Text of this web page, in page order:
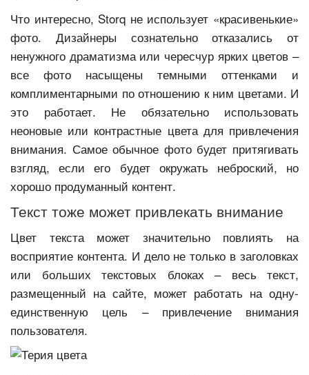
Что интересно, Storq не использует «красивенькие»
фото. Дизайнеры сознательно отказались от
ненужного драматизма или чересчур ярких цветов –
все фото насыщены темными оттенками и
комплиментарными по отношению к ним цветами. И
это работает. Не обязательно использовать
неоновые или контрастные цвета для привлечения
внимания. Самое обычное фото будет притягивать
взгляд, если его будет окружать неброский, но
хорошо продуманный контент.
Текст тоже может привлекать внимание
Цвет текста может значительно повлиять на
восприятие контента. И дело не только в заголовках
или больших текстовых блоках – весь текст,
размещенный на сайте, может работать на одну-
единственную цель – привлечение внимания
пользователя.